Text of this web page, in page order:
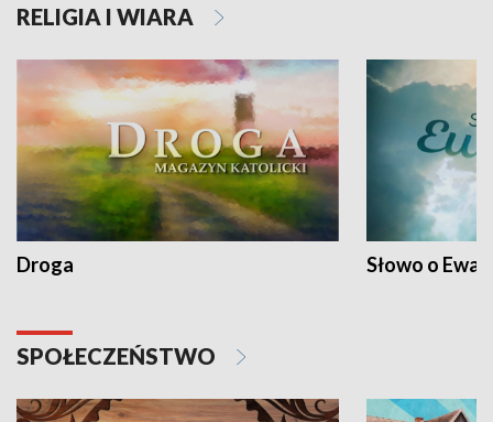
RELIGIA I WIARA
Droga Słowo o
SPOŁECZEŃSTWO